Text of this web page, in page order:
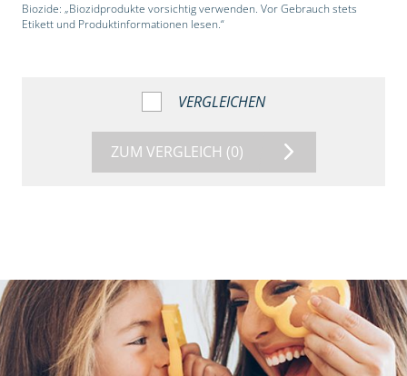
Biozide: „Biozidprodukte vorsichtig verwenden. Vor Gebrauch stets
Etikett und Produktinformationen lesen.“
VERGLEICHEN
ZUM VERGLEICH (0)